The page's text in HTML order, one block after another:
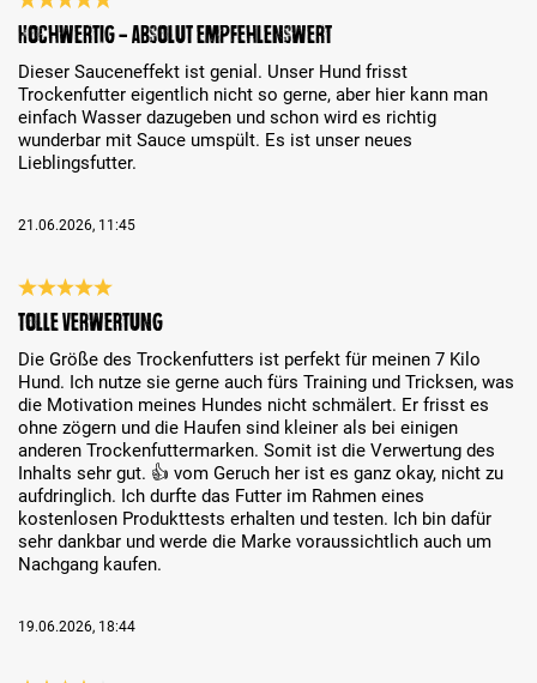
Recenzja z oceną 5 spośród 5 gwiazdek
Hochwertig - absolut empfehlenswert
Dieser Sauceneffekt ist genial. Unser Hund frisst
Trockenfutter eigentlich nicht so gerne, aber hier kann man
einfach Wasser dazugeben und schon wird es richtig
wunderbar mit Sauce umspült. Es ist unser neues
Lieblingsfutter.
21.06.2026, 11:45
Recenzja z oceną 5 spośród 5 gwiazdek
Tolle Verwertung
Die Größe des Trockenfutters ist perfekt für meinen 7 Kilo
Hund. Ich nutze sie gerne auch fürs Training und Tricksen, was
die Motivation meines Hundes nicht schmälert. Er frisst es
ohne zögern und die Haufen sind kleiner als bei einigen
anderen Trockenfuttermarken. Somit ist die Verwertung des
Inhalts sehr gut. 👍 vom Geruch her ist es ganz okay, nicht zu
aufdringlich. Ich durfte das Futter im Rahmen eines
kostenlosen Produkttests erhalten und testen. Ich bin dafür
sehr dankbar und werde die Marke voraussichtlich auch um
Nachgang kaufen.
19.06.2026, 18:44